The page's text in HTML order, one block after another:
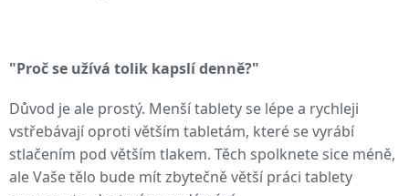
"Proč se užívá tolik kapslí denně?"
Důvod je ale prostý. Menší tablety se lépe a rychleji
vstřebávají oproti větším tabletám, které se vyrábí
stlačením pod větším tlakem. Těch spolknete sice méně,
ale Vaše tělo bude mít zbytečně větší práci tablety